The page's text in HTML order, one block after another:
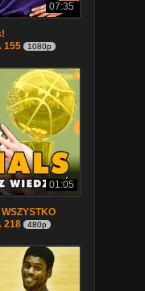
07:35
155
1080p
01:05
218
480p